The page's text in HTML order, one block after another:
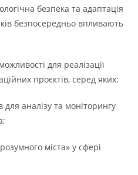
безпека та адаптація
безпосередньо впливають
для реалізації
проєктів, серед яких:
аналізу та моніторингу
міста» у сфері